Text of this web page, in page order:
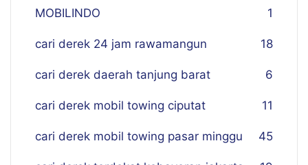
MOBILINDO 1
cari derek 24 jam rawamangun 18
cari derek daerah tanjung barat 6
cari derek mobil towing ciputat 11
cari derek mobil towing pasar minggu 45